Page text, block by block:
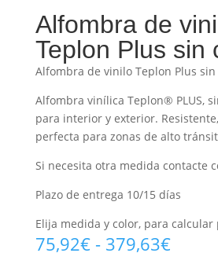
Alfombra de
Teplon Plus sin
Alfombra de vinilo Teplon Plus sin
Alfombra vinílica Teplon® PLUS,
para interior y exterior.
perfecta para zonas de alto
Si necesita otra medida contacte
Plazo de entrega 10/15 días
Elija medida y color, para calcular
75,92€ - 379,63€Rango